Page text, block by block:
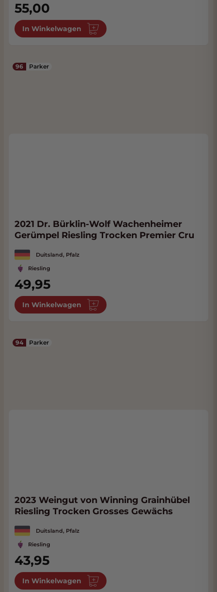
55,00
In Winkelwagen
96 Parker
2021 Dr. Bürklin-Wolf Wachenheimer
Gerümpel Riesling Trocken Premier Cru
Duitsland, Pfalz
Riesling
49,95
In Winkelwagen
94 Parker
2023 Weingut von Winning Grainhübel
Riesling Trocken Grosses Gewächs
Duitsland, Pfalz
Riesling
43,95
In Winkelwagen